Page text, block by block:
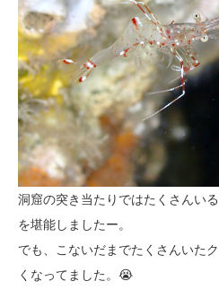
洞窟の突き当たりではたくさんい
を堪能しましたー。
でも、こないだまでたくさんいた
くなってました。😭